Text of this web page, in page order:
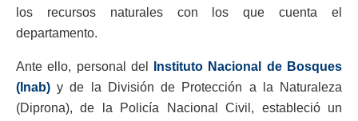
los recursos naturales con los que cuenta el
departamento.
Ante ello, personal del
Instituto Nacional de Bosques
(Inab) y de la División de Protección a la Naturaleza
(Diprona), de la Policía Nacional Civil, estableció un